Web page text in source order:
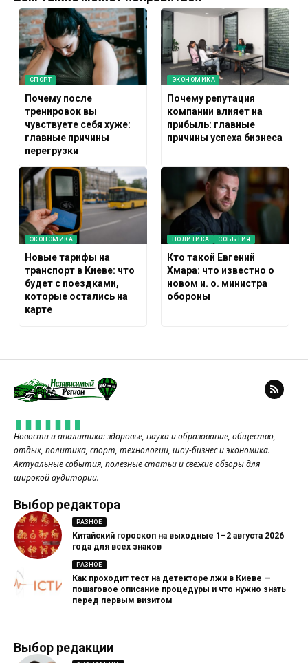
СПОРТ
Почему после
тренировок вы
чувствуете себя хуже:
главные причины
перегрузки
ЭКОНОМИКА
Почему репутация
компании влияет на
прибыль: главные
причины успеха бизнеса
ЭКОНОМИКА
Новые тарифы на
транспорт в Киеве: что
будет с поездками,
которые остались на
карте
ПОЛИТИКА СОБЫТИЯ
Кто такой Евгений
Хмара: что известно о
новом и. о. министра
обороны
Новости и аналитика: здоровье, наука и образование, общество,
отдых, политика, спорт, технологии, шоу-бизнес и экономика.
Актуальные события, полезные статьи и свежие обзоры для
широкой аудитории.
Выбор редактора
РАЗНОЕ
Китайский гороскоп на выходные 1–2 августа 2026
года для всех знаков
РАЗНОЕ
Как проходит тест на детекторе лжи в Киеве —
пошаговое описание процедуры и что нужно знать
перед первым визитом
Выбор редакции